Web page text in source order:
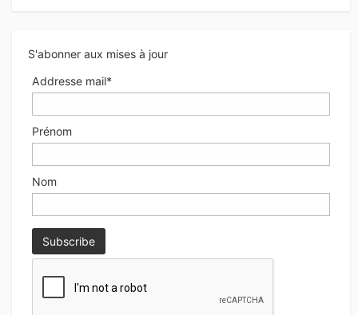
S'abonner aux mises à jour
Addresse mail*
Prénom
Nom